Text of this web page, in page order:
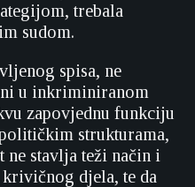
trebala
sudom.
spisa, ne
u inkriminiranom
zapovjednu funkciju
strukturama,
ne stavlja teži način i
krivičnog djela, te da